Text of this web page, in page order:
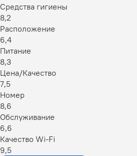
Средства гигиены
8,2
Расположение
6,4
Питание
8,3
Цена/Качество
7,5
Номер
8,6
Обслуживание
6,6
Качество Wi-Fi
9,5